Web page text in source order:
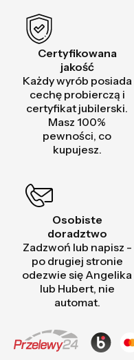
Certyfikowana
jakość
Każdy wyrób posiada
cechę probierczą i
certyfikat jubilerski.
Masz 100%
pewności, co
kupujesz.
Osobiste
doradztwo
Zadzwoń lub napisz -
po drugiej stronie
odezwie się Angelika
lub Hubert, nie
automat.